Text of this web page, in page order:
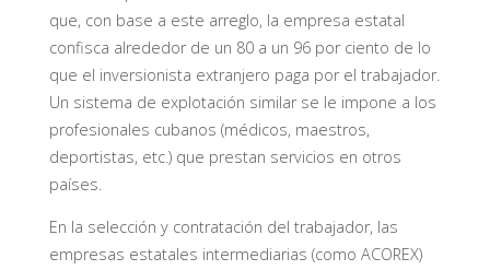
que, con base a este arreglo, la empresa estatal
confisca alrededor de un 80 a un 96 por ciento de lo
que el inversionista extranjero paga por el trabajador.
Un sistema de explotación similar se le impone a los
profesionales cubanos (médicos, maestros,
deportistas, etc.) que prestan servicios en otros
países.
En la selección y contratación del trabajador, las
empresas estatales intermediarias (como ACOREX)